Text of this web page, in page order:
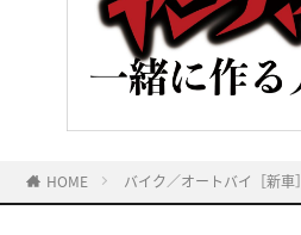
HOME バイク／オートバイ［新車］